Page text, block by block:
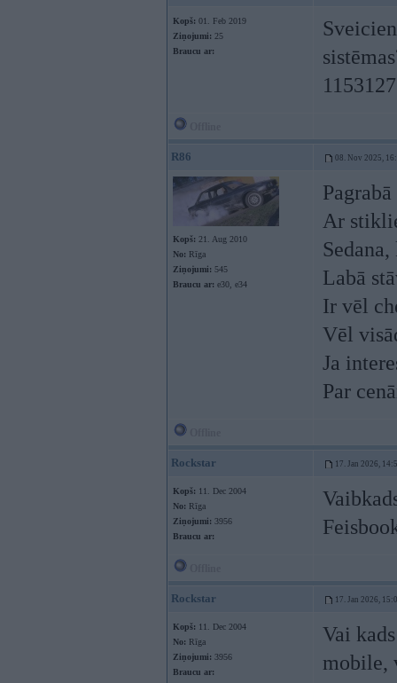
Kopš: 01. Feb 2019
Ziņojumi: 25
Braucu ar:
R86 08. Nov 2025,
Kopš: 21. Aug 2010
No: Rīga
Ziņojumi: 545
Braucu ar: e30, e34
Ar
Labā
Ir vēl
Vēl
Ja
Par
Rockstar 17. Jan 2026,
Kopš: 11. Dec 2004
No: Rīga
Ziņojumi: 3956
Braucu ar:
Rockstar 17. Jan 2026,
Kopš: 11. Dec 2004
No: Rīga
Ziņojumi: 3956
Braucu ar:
Vai
mobile,